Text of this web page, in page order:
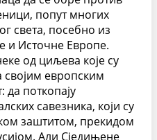
попут многих
света, посебно из
и Источне Европе.
од циљева које су
својим европским
да поткопају
савезника, који су
заштитом, прекидом
Али Сједињене